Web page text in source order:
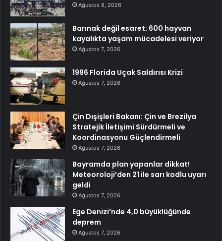
Ağustos 8, 2026
Barınak değil esaret: 600 hayvan
kayalıkta yaşam mücadelesi veriyor
Ağustos 7, 2026
1996 Florida Uçak Saldırısı Krizi
Ağustos 7, 2026
Çin Dışişleri Bakanı: Çin ve Brezilya
Stratejik İletişimi Sürdürmeli ve
Koordinasyonu Güçlendirmeli
Ağustos 7, 2026
Bayramda plan yapanlar dikkat!
Meteoroloji’den 21 ile sarı kodlu uyarı
geldi
Ağustos 7, 2026
Ege Denizi’nde 4,0 büyüklüğünde
deprem
Ağustos 7, 2026